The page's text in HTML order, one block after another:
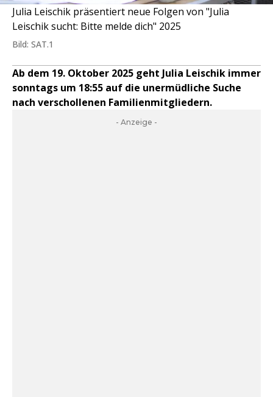
Julia Leischik präsentiert neue Folgen von "Julia
Leischik sucht: Bitte melde dich" 2025
Bild: SAT.1
Ab dem 19. Oktober 2025 geht Julia Leischik immer
sonntags um 18:55 auf die unermüdliche Suche
nach verschollenen Familienmitgliedern.
- Anzeige -